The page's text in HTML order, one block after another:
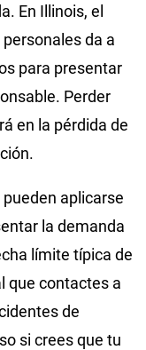
En Illinois, el
da a
para presentar
Perder
en la pérdida de
aplicarse
la demanda
límite típica de
que contactes a
de
si crees que tu